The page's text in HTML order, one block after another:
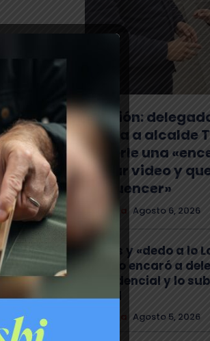
Tensión:
acusa a alcalde
hacerle una
editar video y
«influencer»
Agosto 6, 2026
Gritos y «dedo a lo
Toledo encaró a
presidencial y lo
social
Agosto 5, 2026